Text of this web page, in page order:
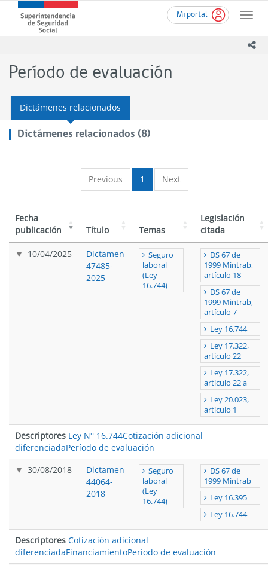
contenido
Mi portal
Toggle
Superintendencia
de
(SUSESO)
-
de
Chile
Período de evaluación
Dictámenes relacionados
Dictámenes relacionados (8)
Previous 1 Next
Fecha
publicación
Título Temas
Legislación
citada
10/04/2025
Dictamen
47485-
2025
Seguro
laboral
(Ley
16.744)
DS 67 de
1999 Mintrab,
artículo 18
DS 67 de
1999 Mintrab,
artículo 7
Ley 16.744
Ley 17.322,
artículo 22
Ley 17.322,
artículo 22 a
Ley 20.023,
artículo 1
Descriptores Ley N° 16.744Cotización adicional
diferenciadaPeríodo de evaluación
30/08/2018
Dictamen
44064-
2018
Seguro
laboral
(Ley
16.744)
DS 67 de
1999 Mintrab
Ley 16.395
Ley 16.744
Descriptores Cotización adicional
diferenciadaFinanciamientoPeríodo de evaluación